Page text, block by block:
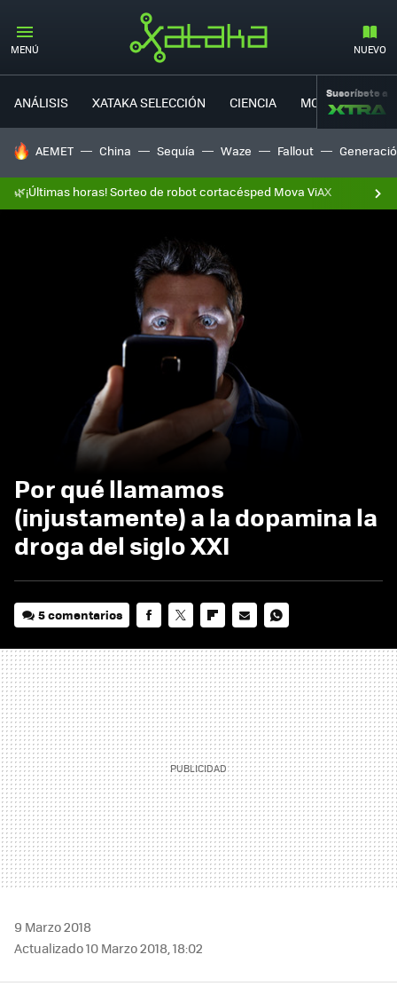
MENÚ NUEVO
ANÁLISIS XATAKA SELECCIÓN CIENCIA MOVILIDAD
Suscríbete a
HOY SE HABLA DE
AEMET China Sequía Waze Fallout
🌿¡Últimas horas! Sorteo de robot cortacésped Mova ViAX
Por qué llamamos
(injustamente) a la dopamina la
droga del siglo XXI
5 comentarios
MAIL
9 Marzo 2018
Actualizado 10 Marzo 2018, 18:02